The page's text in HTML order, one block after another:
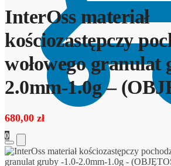
0
InterOss materiał
kościozastępczy
wołowego granulat
2.0mm-1.0g –
680,00 zł
Add
to